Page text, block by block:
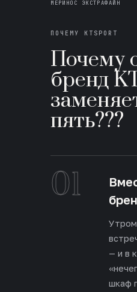
МЕРИНОС ЭКСТРАФАЙН
ПОЧЕМУ KTSPORT
Почему
бренд
пять???
01
— и в
шкаф